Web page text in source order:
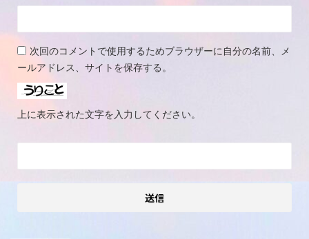
次回のコメントで使用するためブラウザーに自分の名前、メ
ールアドレス、サイトを保存する。
上に表示された文字を入力してください。